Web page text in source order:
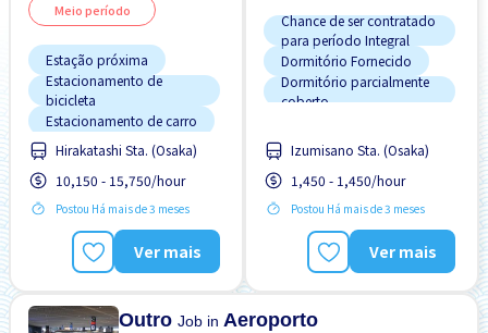
Meio período
Estação próxima
Estacionamento de
bicicleta
Estacionamento de carro
FDS & FER desligado
Preferência por Homens
Preferência por Mulheres
Transporte pago
Hirakatashi Sta. (Osaka)
10,150 - 15,750/hour
Postou Há mais de 3 meses
Ver mais
Chance de ser contratado
para período Integral
Dormitório Fornecido
Dormitório parcialmente
coberto
Estrangeiro trabalhando
Pago diariamente
Preferência por Mulheres
Sem experiência OK
Transporte pago
Izumisano Sta. (Osaka)
1,450 - 1,450/hour
Postou Há mais de 3 meses
Ver mais
OutroJob inAeroporto